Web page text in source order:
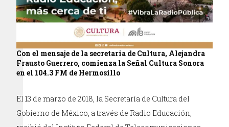
Con el mensaje de la secretaria de Cultura, Alejandra
Frausto Guerrero, comienza la Señal Cultura Sonora
en el 104.3 FM de Hermosillo
El 13 de marzo de 2018, la Secretaría de Cultura del
Gobierno de México, a través de Radio Educación,